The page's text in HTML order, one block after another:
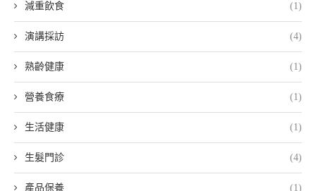
減重飲食 (1)
演講採訪 (4)
熟齡健康 (1)
營養食療 (1)
生活健康 (1)
生髮門診 (4)
產品保養 (1)